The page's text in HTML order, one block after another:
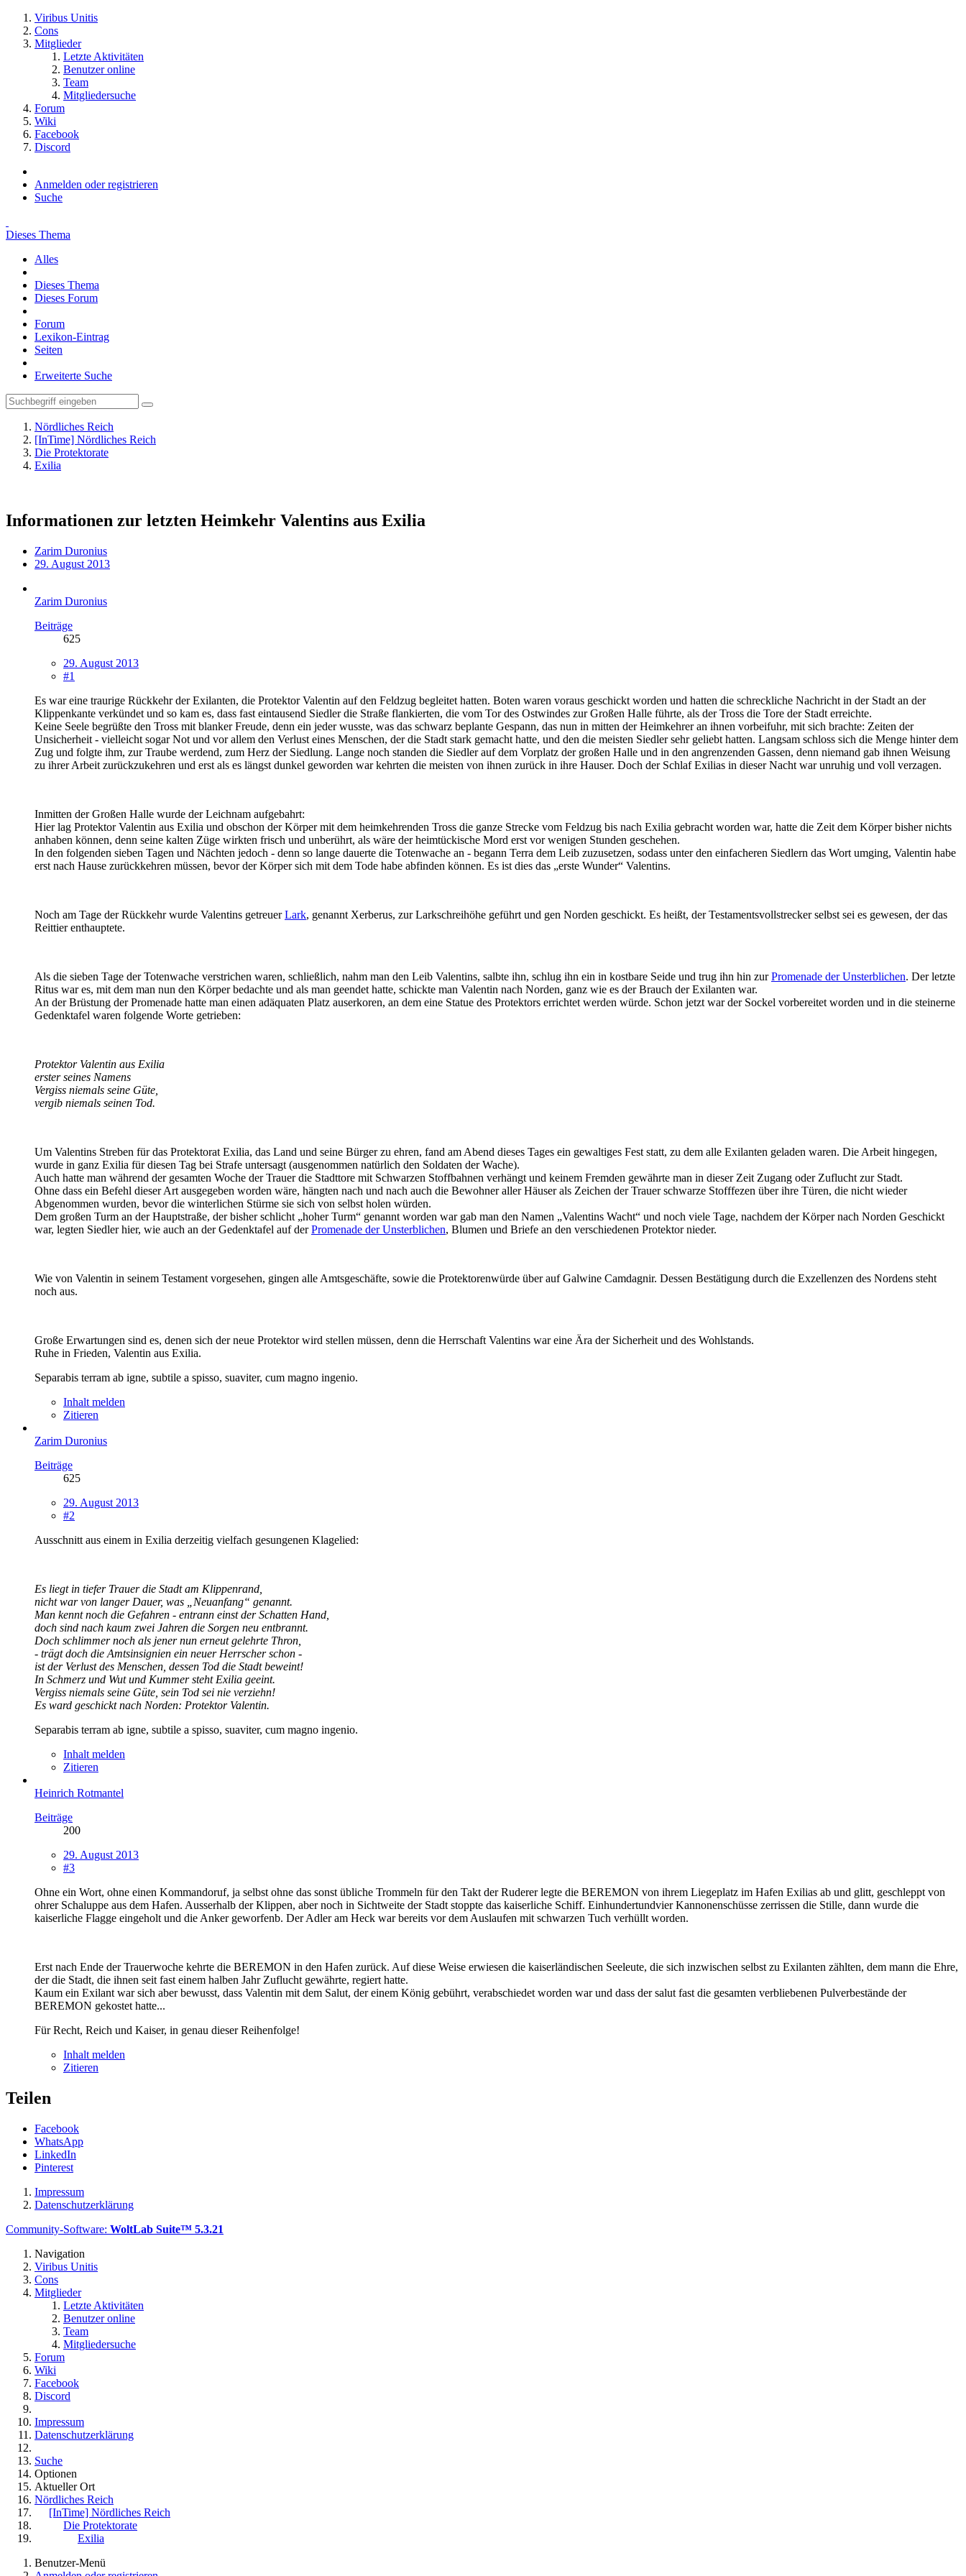
Viribus Unitis
Cons
Mitglieder
Letzte Aktivitäten
Benutzer online
Team
Mitgliedersuche
Forum
Wiki
Facebook
Discord
Anmelden oder registrieren
Suche
Dieses Thema
Alles
Dieses Thema
Dieses Forum
Forum
Lexikon-Eintrag
Seiten
Erweiterte Suche
Nördliches Reich
[InTime] Nördliches Reich
Die Protektorate
Exilia
Informationen zur letzten Heimkehr Valentins aus Exilia
Zarim Duronius
29. August 2013
Zarim Duronius
Beiträge
625
29. August 2013
#1
Es war eine traurige Rückkehr der Exilanten, die Protektor Valentin auf den Feldzug begleitet hatten. Boten waren voraus geschickt worden und hatten die schreckliche Nachricht in der Stadt an der
Klippenkante verkündet und so kam es, dass fast eintausend Siedler die Straße flankierten, die vom Tor des Ostwindes zur Großen Halle führte, als der Tross die Tore der Stadt erreichte.
Keine Seele begrüßte den Tross mit blanker Freude, denn ein jeder wusste, was das schwarz beplante Gespann, das nun in mitten der Heimkehrer an ihnen vorbeifuhr, mit sich brachte: Zeiten der
Unsicherheit - vielleicht sogar Not und vor allem den Verlust eines Menschen, der die Stadt stark gemacht hatte, und den die meisten Siedler sehr geliebt hatten. Langsam schloss sich die Menge hinter dem
Zug und folgte ihm, zur Traube werdend, zum Herz der Siedlung. Lange noch standen die Siedler auf dem Vorplatz der großen Halle und in den angrenzenden Gassen, denn niemand gab ihnen Weisung
zu ihrer Arbeit zurückzukehren und erst als es längst dunkel geworden war kehrten die meisten von ihnen zurück in ihre Hauser. Doch der Schlaf Exilias in dieser Nacht war unruhig und voll verzagen.
Inmitten der Großen Halle wurde der Leichnam aufgebahrt:
Hier lag Protektor Valentin aus Exilia und obschon der Körper mit dem heimkehrenden Tross die ganze Strecke vom Feldzug bis nach Exilia gebracht worden war, hatte die Zeit dem Körper bisher nichts
anhaben können, denn seine kalten Züge wirkten frisch und unberührt, als wäre der heimtückische Mord erst vor wenigen Stunden geschehen.
In den folgenden sieben Tagen und Nächten jedoch - denn so lange dauerte die Totenwache an - begann Terra dem Leib zuzusetzen, sodass unter den einfacheren Siedlern das Wort umging, Valentin habe
erst nach Hause zurückkehren müssen, bevor der Körper sich mit dem Tode habe abfinden können. Es ist dies das „erste Wunder“ Valentins.
Noch am Tage der Rückkehr wurde Valentins getreuerLark, genannt Xerberus, zur Larkschreihöhe geführt und gen Norden geschickt. Es heißt, der Testamentsvollstrecker selbst sei es gewesen, der das
Reittier enthauptete.
Als die sieben Tage der Totenwache verstrichen waren, schließlich, nahm man den Leib Valentins, salbte ihn, schlug ihn ein in kostbare Seide und trug ihn hin zurPromenade der Unsterblichen. Der letzte
Ritus war es, mit dem man nun den Körper bedachte und als man geendet hatte, schickte man Valentin nach Norden, ganz wie es der Brauch der Exilanten war.
An der Brüstung der Promenade hatte man einen adäquaten Platz auserkoren, an dem eine Statue des Protektors errichtet werden würde. Schon jetzt war der Sockel vorbereitet worden und in die steinerne
Gedenktafel waren folgende Worte getrieben:
Protektor Valentin aus Exilia
erster seines Namens
Vergiss niemals seine Güte,
vergib niemals seinen Tod.
Um Valentins Streben für das Protektorat Exilia, das Land und seine Bürger zu ehren, fand am Abend dieses Tages ein gewaltiges Fest statt, zu dem alle Exilanten geladen waren. Die Arbeit hingegen,
wurde in ganz Exilia für diesen Tag bei Strafe untersagt (ausgenommen natürlich den Soldaten der Wache).
Auch hatte man während der gesamten Woche der Trauer die Stadttore mit Schwarzen Stoffbahnen verhängt und keinem Fremden gewährte man in dieser Zeit Zugang oder Zuflucht zur Stadt.
Ohne dass ein Befehl dieser Art ausgegeben worden wäre, hängten nach und nach auch die Bewohner aller Häuser als Zeichen der Trauer schwarze Stofffezen über ihre Türen, die nicht wieder
Abgenommen wurden, bevor die winterlichen Stürme sie sich von selbst holen würden.
Dem großen Turm an der Hauptstraße, der bisher schlicht „hoher Turm“ genannt worden war gab man den Namen „Valentins Wacht“ und noch viele Tage, nachdem der Körper nach Norden Geschickt
war, legten Siedler hier, wie auch an der Gedenktafel auf derPromenade der Unsterblichen, Blumen und Briefe an den verschiedenen Protektor nieder.
Wie von Valentin in seinem Testament vorgesehen, gingen alle Amtsgeschäfte, sowie die Protektorenwürde über auf Galwine Camdagnir. Dessen Bestätigung durch die Exzellenzen des Nordens steht
noch aus.
Große Erwartungen sind es, denen sich der neue Protektor wird stellen müssen, denn die Herrschaft Valentins war eine Ära der Sicherheit und des Wohlstands.
Ruhe in Frieden, Valentin aus Exilia.
Separabis terram ab igne, subtile a spisso, suaviter, cum magno ingenio.
Inhalt melden
Zitieren
Zarim Duronius
Beiträge
625
29. August 2013
#2
Ausschnitt aus einem in Exilia derzeitig vielfach gesungenen Klagelied:
Es liegt in tiefer Trauer die Stadt am Klippenrand,
nicht war von langer Dauer, was „Neuanfang“ genannt.
Man kennt noch die Gefahren - entrann einst der Schatten Hand,
doch sind nach kaum zwei Jahren die Sorgen neu entbrannt.
Doch schlimmer noch als jener nun erneut gelehrte Thron,
- trägt doch die Amtsinsignien ein neuer Herrscher schon -
ist der Verlust des Menschen, dessen Tod die Stadt beweint!
In Schmerz und Wut und Kummer steht Exilia geeint.
Vergiss niemals seine Güte, sein Tod sei nie verziehn!
Es ward geschickt nach Norden: Protektor Valentin.
Separabis terram ab igne, subtile a spisso, suaviter, cum magno ingenio.
Inhalt melden
Zitieren
Heinrich Rotmantel
Beiträge
200
29. August 2013
#3
Ohne ein Wort, ohne einen Kommandoruf, ja selbst ohne das sonst übliche Trommeln für den Takt der Ruderer legte die BEREMON von ihrem Liegeplatz im Hafen Exilias ab und glitt, geschleppt von
ohrer Schaluppe aus dem Hafen. Ausserhalb der Klippen, aber noch in Sichtweite der Stadt stoppte das kaiserliche Schiff. Einhundertundvier Kannonenschüsse zerrissen die Stille, dann wurde die
kaiserliche Flagge eingeholt und die Anker geworfenb. Der Adler am Heck war bereits vor dem Auslaufen mit schwarzen Tuch verhüllt worden.
Erst nach Ende der Trauerwoche kehrte die BEREMON in den Hafen zurück. Auf diese Weise erwiesen die kaiserländischen Seeleute, die sich inzwischen selbst zu Exilanten zählten, dem mann die Ehre,
der die Stadt, die ihnen seit fast einem halben Jahr Zuflucht gewährte, regiert hatte.
Kaum ein Exilant war sich aber bewusst, dass Valentin mit dem Salut, der einem König gebührt, verabschiedet worden war und dass der salut fast die gesamten verbliebenen Pulverbestände der
BEREMON gekostet hatte...
Für Recht, Reich und Kaiser, in genau dieser Reihenfolge!
Inhalt melden
Zitieren
Teilen
Facebook
WhatsApp
LinkedIn
Pinterest
Impressum
Datenschutzerklärung
Community-Software: WoltLab Suite™ 5.3.21
Navigation
Viribus Unitis
Cons
Mitglieder
Letzte Aktivitäten
Benutzer online
Team
Mitgliedersuche
Forum
Wiki
Facebook
Discord
Impressum
Datenschutzerklärung
Suche
Optionen
Aktueller Ort
Nördliches Reich
[InTime] Nördliches Reich
Die Protektorate
Exilia
Benutzer-Menü